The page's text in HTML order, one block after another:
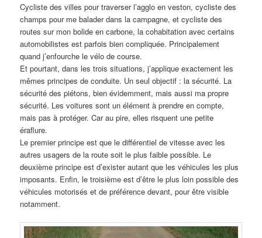
Cycliste des villes pour traverser l’agglo en veston, cycliste des
champs pour me balader dans la campagne, et cycliste des
routes sur mon bolide en carbone, la cohabitation avec certains
automobilistes est parfois bien compliquée. Principalement
quand j’enfourche le vélo de course.
Et pourtant, dans les trois situations, j’applique exactement les
mêmes principes de conduite. Un seul objectif : la sécurité. La
sécurité des piétons, bien évidemment, mais aussi ma propre
sécurité. Les voitures sont un élément à prendre en compte,
mais pas à protéger. Car au pire, elles risquent une petite
éraflure.
Le premier principe est que le différentiel de vitesse avec les
autres usagers de la route soit le plus faible possible. Le
deuxième principe est d’exister autant que les véhicules les plus
imposants. Enfin, le troisième est d’être le plus loin possible des
véhicules motorisés et de préférence devant, pour être visible
notamment.